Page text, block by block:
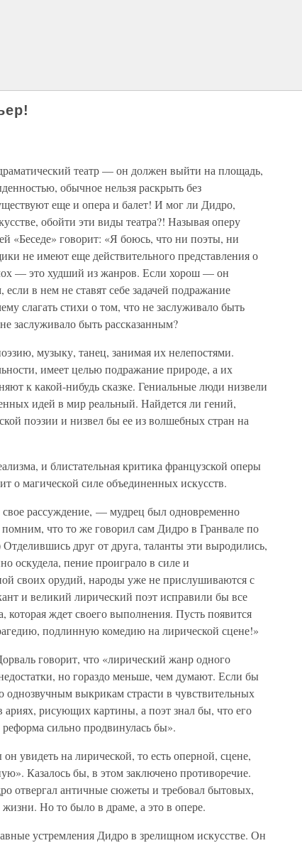
театр — он должен выйти на площадь,
обычное нельзя раскрыть без
еще и опера и балет! И мог ли Дидро,
обойти эти виды театра?! Называя оперу
«Беседе» говорит: «Я боюсь, что ни поэты, ни
не имеют еще действительного представления о
— это худший из жанров. Если хорош — он
в нем не ставят себе задачей подражание
слагать стихи о том, что не заслуживало быть
заслуживало быть рассказанным?
музыку, танец, занимая их нелепостями.
имеет целью подражание природе, а их
к какой-нибудь сказке. Гениальные люди низвели
идей в мир реальный. Найдется ли гений,
поэзии и низвел бы ее из волшебных стран на
и блистательная критика французской оперы
о магической силе объединенных искусств.
рассуждение, — мудрец был одновременно
что то же говорил сам Дидро в Гранвале по
Отделившись друг от друга, таланты эти выродились,
оскудела, пение проиграло в силе и
своих орудий, народы уже не прислушиваются с
и великий лирический поэт исправили бы все
которая ждет своего выполнения. Пусть появится
подлинную комедию на лирической сцене!»
говорит, что «лирический жанр одного
но гораздо меньше, чем думают. Если бы
однозвучным выкрикам страсти в чувствительных
рисующих картины, а поэт знал бы, что его
сильно продвинулась бы».
увидеть на лирической, то есть оперной, сцене,
Казалось бы, в этом заключено противоречие.
отвергал античные сюжеты и требовал бытовых,
Но то было в драме, а это в опере.
устремления Дидро в зрелищном искусстве. Он